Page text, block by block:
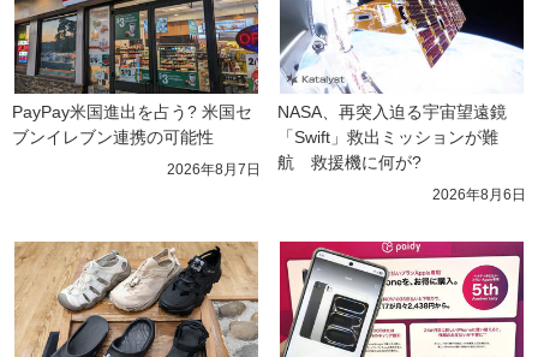
PayPay米国進出を占う? 米国セ
ブンイレブン連携の可能性
2026年8月7日
NASA、再突入迫る宇宙望遠鏡
「Swift」救出ミッションが難
航　救援機に何が?
2026年8月6日